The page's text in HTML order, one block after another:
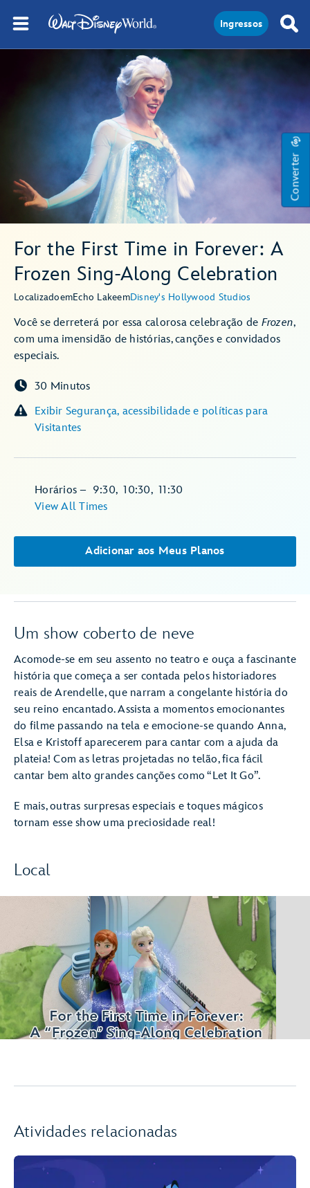
Ingressos
Converter
For the First Time in Forever: A
Frozen Sing-Along Celebration
LocalizadoemEcho LakeemDisney's Hollywood Studios
Você se derreterá por essa calorosa celebração de Frozen,
com uma imensidão de histórias, canções e convidados
especiais.
30 Minutos
Exibir Segurança, acessibilidade e políticas para
Visitantes
Horários– 9:30,10:30, 11:30
View All Times
Adicionar aos Meus Planos
Um show coberto de neve
Acomode-se em seu assento no teatro e ouça a fascinante
história que começa a ser contada pelos historiadores
reais de Arendelle, que narram a congelante história do
seu reino encantado. Assista a momentos emocionantes
do filme passando na tela e emocione-se quando Anna,
Elsa e Kristoff aparecerem para cantar com a ajuda da
plateia! Com as letras projetadas no telão, fica fácil
cantar bem alto grandes canções como “Let It Go”.
E mais, outras surpresas especiais e toques mágicos
tornam esse show uma preciosidade real!
Local
Atividades relacionadas